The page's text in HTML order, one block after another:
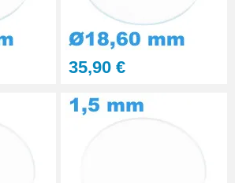
Pince pour Changer un Verre de
41,90 €
35,90 €